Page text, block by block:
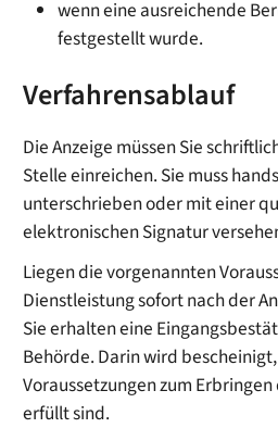
wenn eine ausreichende
festgestellt wurde.
Verfahrensablauf
Die Anzeige müssen Sie
Stelle einreichen. Sie muss
unterschrieben oder mit einer
elektronischen Signatur
Liegen die vorgenannten
Dienstleistung sofort nach der
Sie erhalten eine
Behörde. Darin wird
Voraussetzungen zum
erfüllt sind.